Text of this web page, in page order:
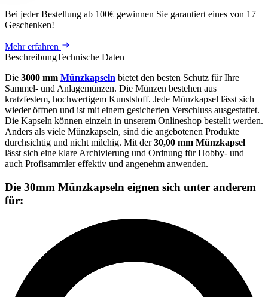
Bei jeder Bestellung ab 100€ gewinnen Sie garantiert eines von 17
Geschenken!
Mehr erfahren
BeschreibungTechnische Daten
Die 3000 mm Münzkapseln bietet den besten Schutz für Ihre
Sammel- und Anlagemünzen. Die Münzen bestehen aus
kratzfestem, hochwertigem Kunststoff. Jede Münzkapsel lässt sich
wieder öffnen und ist mit einem gesicherten Verschluss ausgestattet.
Die Kapseln können einzeln in unserem Onlineshop bestellt werden.
Anders als viele Münzkapseln, sind die angebotenen Produkte
durchsichtig und nicht milchig. Mit der30,00 mm Münzkapsel
lässt sich eine klare Archivierung und Ordnung für Hobby- und
auch Profisammler effektiv und angenehm anwenden.
Die 30mm Münzkapseln eignen sich unter anderem
für: